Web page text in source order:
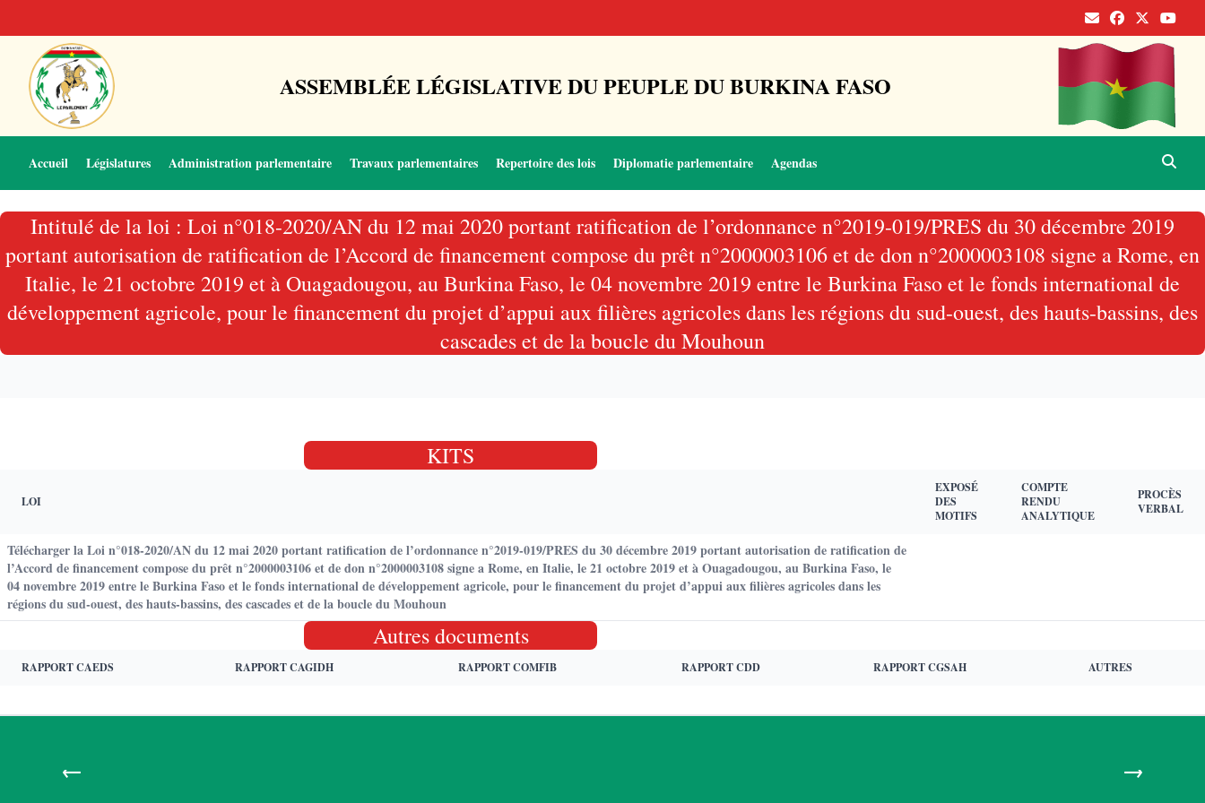
ASSEMBLÉE LÉGISLATIVE DU PEUPLE DU BURKINA FASO
Accueil Législatures Administration parlementaire Travaux parlementaires Repertoire des lois Diplomatie parlementaire Agendas
Intitulé de la loi : Loi n°018-2020/AN du 12 mai 2020 portant ratification de l’ordonnance n°2019-019/PRES du 30 décembre 2019
portant autorisation de ratification de l’Accord de financement compose du prêt n°2000003106 et de don n°2000003108 signe a Rome, en
Italie, le 21 octobre 2019 et à Ouagadougou, au Burkina Faso, le 04 novembre 2019 entre le Burkina Faso et le fonds international de
développement agricole, pour le financement du projet d’appui aux filières agricoles dans les régions du sud-ouest, des hauts-bassins, des
cascades et de la boucle du Mouhoun
KITS
LOI
EXPOSÉ
DES
MOTIFS
COMPTE
RENDU
ANALYTIQUE
PROCÈS
VERBAL
Télécharger la Loi n°018-2020/AN du 12 mai 2020 portant ratification de l’ordonnance n°2019-019/PRES du 30 décembre 2019 portant autorisation de ratification de
l’Accord de financement compose du prêt n°2000003106 et de don n°2000003108 signe a Rome, en Italie, le 21 octobre 2019 et à Ouagadougou, au Burkina Faso, le
04 novembre 2019 entre le Burkina Faso et le fonds international de développement agricole, pour le financement du projet d’appui aux filières agricoles dans les
régions du sud-ouest, des hauts-bassins, des cascades et de la boucle du Mouhoun
Autres documents
RAPPORT CAEDS RAPPORT CAGIDH RAPPORT COMFIB RAPPORT CDD RAPPORT CGSAH AUTRES
← →